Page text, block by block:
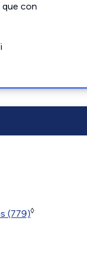
que con
(779)◊